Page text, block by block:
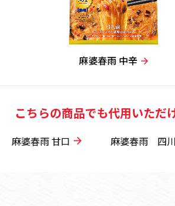
麻婆春雨 中辛
こちらの商品でも代用いただ
麻婆春雨 甘口 麻婆春雨 四